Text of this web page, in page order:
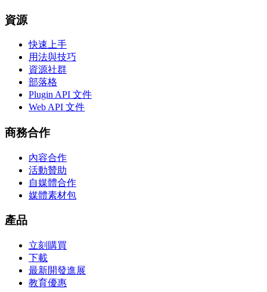
資源
快速上手
用法與技巧
資源社群
部落格
Plugin API 文件
Web API 文件
商務合作
內容合作
活動贊助
自媒體合作
媒體素材包
產品
立刻購買
下載
最新開發進展
教育優惠